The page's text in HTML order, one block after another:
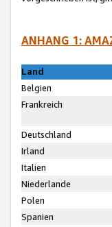
ANHANG 1:
Land
Belgien
Frankreich
Deutschland
Irland
Italien
Niederlande
Polen
Spanien